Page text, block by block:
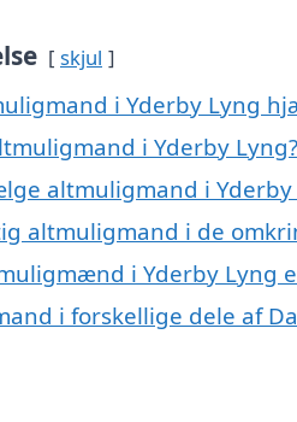
skjul
i Yderby Lyng
i Yderby Lyng?
altmuligmand i Yderby
altmuligmand i de
i Yderby Lyng
i forskellige dele af